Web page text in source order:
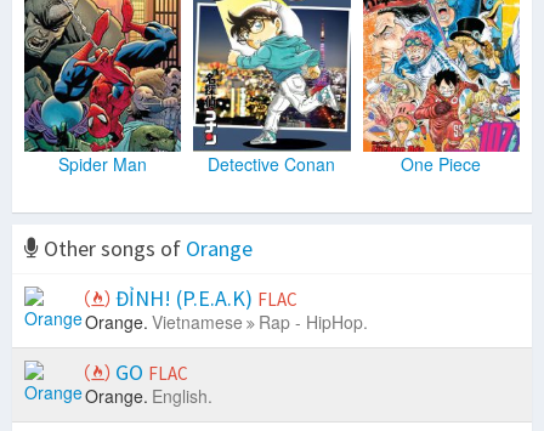
Spider Man Detective Conan One Piece
Other songs of Orange
ĐỈNH! (P.E.A.K) FLAC
Orange. Vietnamese Rap - HipHop.
GO FLAC
Orange. English.